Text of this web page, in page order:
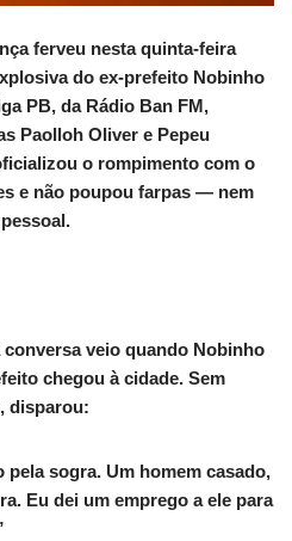
ferveu nesta quinta-feira
do ex-prefeito Nobinho
PB, da Rádio Ban FM,
Paolloh Oliver e Pepeu
o rompimento com o
e não poupou farpas — nem
veio quando Nobinho
chegou à cidade. Sem
disparou:
pela sogra. Um homem casado,
Eu dei um emprego a ele para